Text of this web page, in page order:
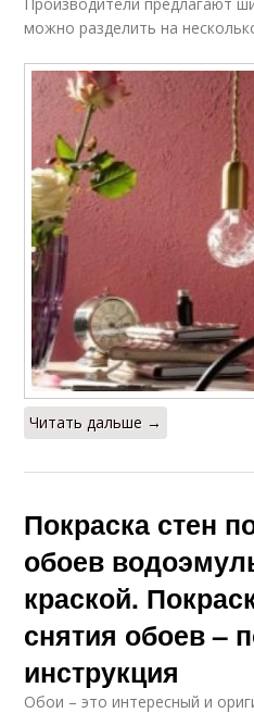
Производители предлагают
можно разделить на
Читать дальше →
Покраска стен
обоев
краской.
снятия обоев –
инструкция
Обои – это интересный и